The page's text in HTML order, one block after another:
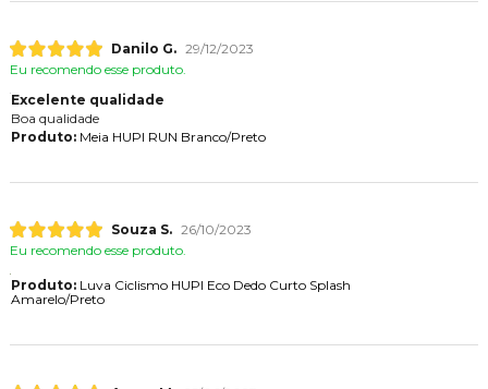
Danilo G. 29/12/2023
Eu recomendo esse produto.
Excelente qualidade
Boa qualidade
Produto:Meia HUPI RUN Branco/Preto
Souza S. 26/10/2023
Eu recomendo esse produto.
Produto:Luva Ciclismo HUPI Eco Dedo Curto Splash
Amarelo/Preto